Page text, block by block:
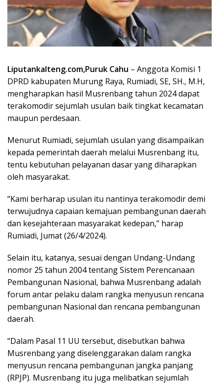
Liputankalteng.com,Puruk Cahu – Anggota Komisi 1
DPRD kabupaten Murung Raya, Rumiadi, SE, SH., M.H,
mengharapkan hasil Musrenbang tahun 2024 dapat
terakomodir sejumlah usulan baik tingkat kecamatan
maupun perdesaan.
Menurut Rumiadi, sejumlah usulan yang disampaikan
kepada pemerintah daerah melalui Musrenbang itu,
tentu kebutuhan pelayanan dasar yang diharapkan
oleh masyarakat.
“Kami berharap usulan itu nantinya terakomodir demi
terwujudnya capaian kemajuan pembangunan daerah
dan kesejahteraan masyarakat kedepan,” harap
Rumiadi, Jumat (26/4/2024).
Selain itu, katanya, sesuai dengan Undang-Undang
nomor 25 tahun 2004 tentang Sistem Perencanaan
Pembangunan Nasional, bahwa Musrenbang adalah
forum antar pelaku dalam rangka menyusun rencana
pembangunan Nasional dan rencana pembangunan
daerah.
“Dalam Pasal 11 UU tersebut, disebutkan bahwa
Musrenbang yang diselenggarakan dalam rangka
menyusun rencana pembangunan jangka panjang
(RPJP). Musrenbang itu juga melibatkan sejumlah